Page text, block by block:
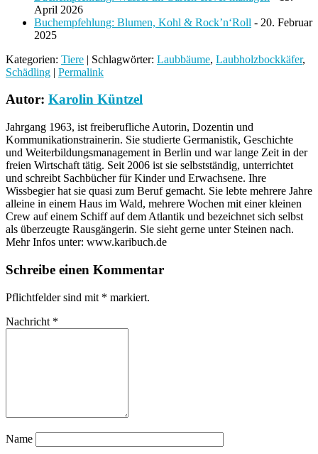
April 2026
Buchempfehlung: Blumen, Kohl & Rock’n‘Roll - 20. Februar
2025
Kategorien: Tiere | Schlagwörter: Laubbäume, Laubholzbockkäfer,
Schädling | Permalink
Autor: Karolin Küntzel
Jahrgang 1963, ist freiberufliche Autorin, Dozentin und
Kommunikationstrainerin. Sie studierte Germanistik, Geschichte
und Weiterbildungsmanagement in Berlin und war lange Zeit in der
freien Wirtschaft tätig. Seit 2006 ist sie selbstständig, unterrichtet
und schreibt Sachbücher für Kinder und Erwachsene. Ihre
Wissbegier hat sie quasi zum Beruf gemacht. Sie lebte mehrere Jahre
alleine in einem Haus im Wald, mehrere Wochen mit einer kleinen
Crew auf einem Schiff auf dem Atlantik und bezeichnet sich selbst
als überzeugte Rausgängerin. Sie sieht gerne unter Steinen nach.
Mehr Infos unter: www.karibuch.de
Schreibe einen Kommentar
Pflichtfelder sind mit * markiert.
Nachricht *
Name